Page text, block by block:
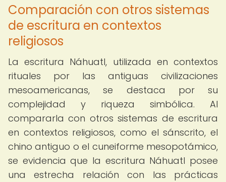
Comparación con otros sistemas
de escritura en contextos
religiosos
La escritura Náhuatl, utilizada en contextos
rituales por las antiguas civilizaciones
mesoamericanas, se destaca por su
complejidad y riqueza simbólica. Al
compararla con otros sistemas de escritura
en contextos religiosos, como el sánscrito, el
chino antiguo o el cuneiforme mesopotámico,
se evidencia que la escritura Náhuatl posee
una estrecha relación con las prácticas